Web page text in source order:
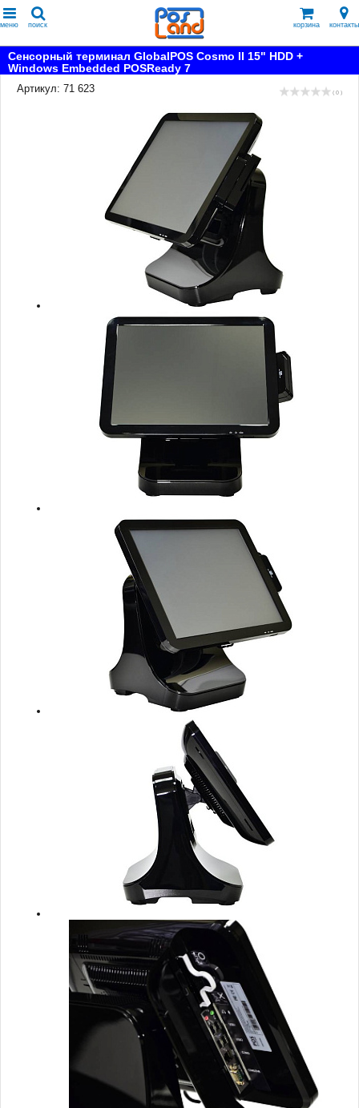
меню поиск корзина контакты
Сенсорный терминал GlobalPOS Cosmo II 15" HDD +
Windows Embedded POSReady 7
Артикул: 71 623
( 0 )